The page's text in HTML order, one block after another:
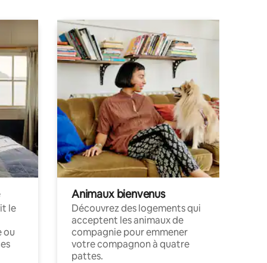
le
ou
Animaux bienvenus
Découvrez des logements qui
acceptent les animaux de
compagnie pour emmener
votre compagnon à quatre
pattes.